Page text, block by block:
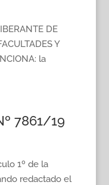
DE
Y
la
7861/19
1º de la
redactado el